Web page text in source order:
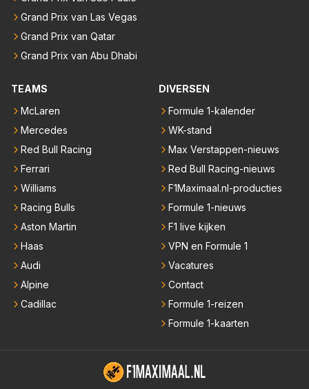
Grand Prix van Las Vegas
Grand Prix van Qatar
Grand Prix van Abu Dhabi
TEAMS
McLaren
Mercedes
Red Bull Racing
Ferrari
Williams
Racing Bulls
Aston Martin
Haas
Audi
Alpine
Cadillac
DIVERSEN
Formule 1-kalender
WK-stand
Max Verstappen-nieuws
Red Bull Racing-nieuws
F1Maximaal.nl-producties
Formule 1-nieuws
F1 live kijken
VPN en Formule 1
Vacatures
Contact
Formule 1-reizen
Formule 1-kaarten